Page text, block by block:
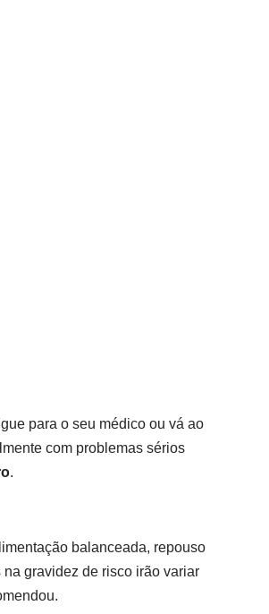
para o seu médico ou vá ao
com problemas sérios
.
balanceada, repouso
gravidez de risco irão variar